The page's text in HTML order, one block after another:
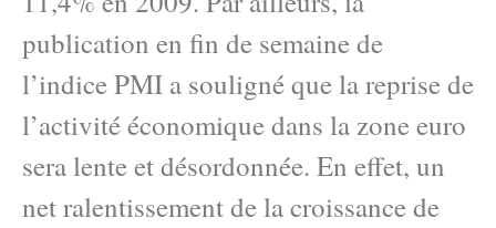
publication en fin de semaine de
l’indice PMI a souligné que la reprise de
l’activité économique dans la zone euro
sera lente et désordonnée. En effet, un
net ralentissement de la croissance de